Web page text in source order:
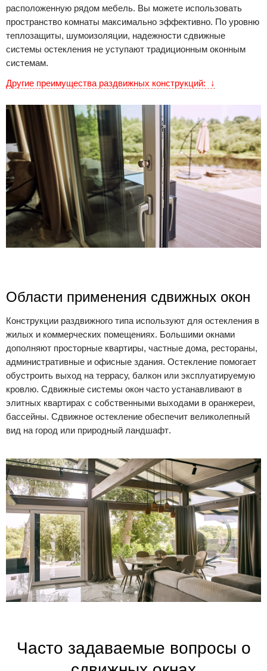
расположенную рядом мебель. Вы можете использовать
пространство комнаты максимально эффективно. По уровню
теплозащиты, шумоизоляции, надежности сдвижные
системы остекления не уступают традиционным оконным
системам.
Другие преимущества раздвижных конструкций:
↓
Области применения сдвижных окон
Конструкции раздвижного типа используют для остекления в
жилых и коммерческих помещениях. Большими окнами
дополняют просторные квартиры, частные дома, рестораны,
административные и офисные здания. Остекление помогает
обустроить выход на террасу, балкон или эксплуатируемую
кровлю. Сдвижные системы окон часто устанавливают в
элитных квартирах с собственными выходами в оранжереи,
бассейны. Сдвижное остекление обеспечит великолепный
вид на город или природный ландшафт.
Часто задаваемые вопросы о